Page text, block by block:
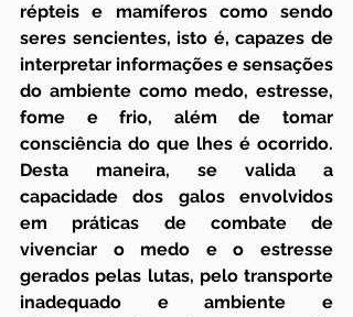
répteis e mamíferos como sendo
seres sencientes, isto é, capazes de
interpretar informações e sensações
do ambiente como medo, estresse,
fome e frio, além de tomar
consciência do que lhes é ocorrido.
Desta maneira, se valida a
capacidade dos galos envolvidos
em práticas de combate de
vivenciar o medo e o estresse
gerados pelas lutas, pelo transporte
inadequado e ambiente e